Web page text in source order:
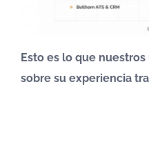
Esto es lo que
sobre su experiencia